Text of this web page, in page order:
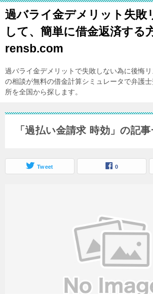
過バライ金デメリット失敗
して、簡単に借金返済する
rensb.com
過バライ金デメリットで失敗しない為に後悔
の相談が無料の借金計算シミュレータで弁護
所を全国から探します。
「過払い金請求 時効」の記
Tweet 0